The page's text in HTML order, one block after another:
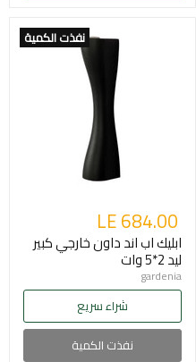
نفذت الكمية
LE 684.00
ابليك اب اند داون خارجي كبير
ليد 2*5 وات
gardenia
شراء سريع
نفذت الكمية